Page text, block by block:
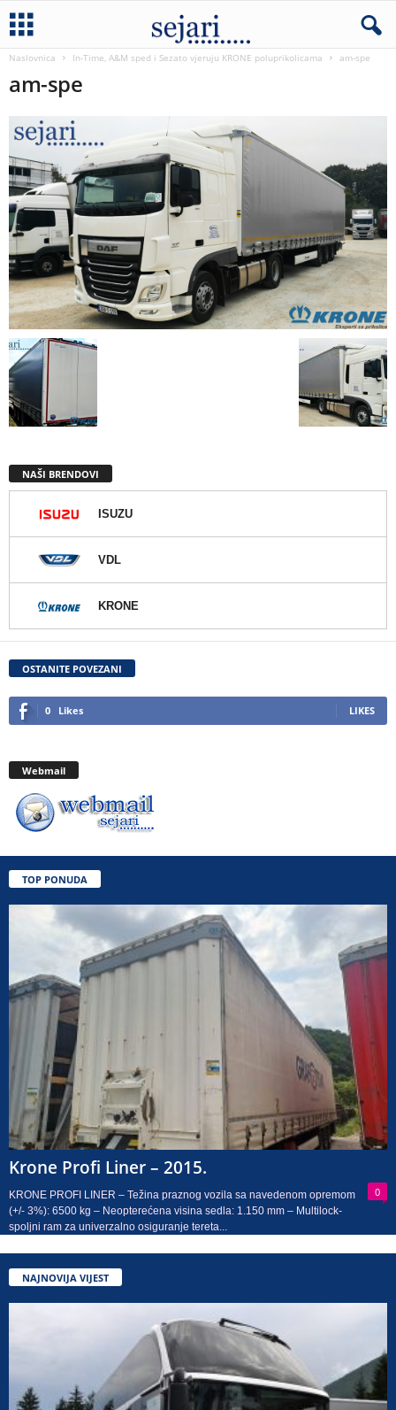
Naslovnica In-Time, A&M sped i Sezato vjeruju KRONE poluprikolicama am-spe
am-spe
NAŠI BRENDOVI
ISUZU
VDL
KRONE
OSTANITE POVEZANI
0 Likes LIKES
Webmail
TOP PONUDA
Krone Profi Liner – 2015.
0
KRONE PROFI LINER – Težina praznog vozila sa navedenom opremom
(+/- 3%): 6500 kg – Neopterećena visina sedla: 1.150 mm – Multilock-
spoljni ram za univerzalno osiguranje tereta...
NAJNOVIJA VIJEST